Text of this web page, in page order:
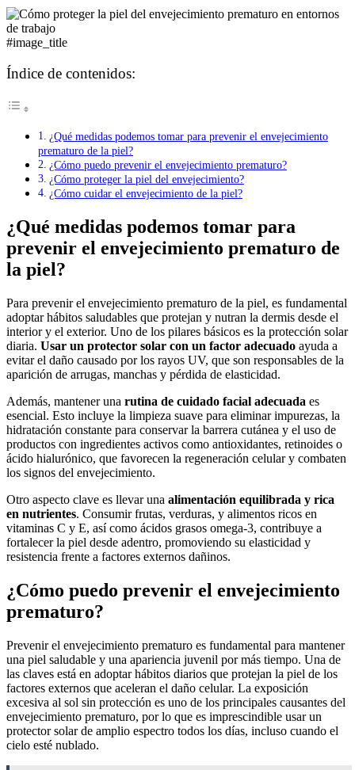
#image_title
Índice de contenidos:
¿Qué medidas podemos tomar para prevenir el envejecimiento
prematuro de la piel?
¿Cómo puedo prevenir el envejecimiento prematuro?
¿Cómo proteger la piel del envejecimiento?
¿Cómo cuidar el envejecimiento de la piel?
¿Qué medidas podemos tomar para
prevenir el envejecimiento prematuro de
la piel?
Para prevenir el envejecimiento prematuro de la piel, es fundamental
adoptar hábitos saludables que protejan y nutran la dermis desde el
interior y el exterior. Uno de los pilares básicos es la protección solar
diaria. Usar un protector solar con un factor adecuado ayuda a
evitar el daño causado por los rayos UV, que son responsables de la
aparición de arrugas, manchas y pérdida de elasticidad.
Además, mantener una rutina de cuidado facial adecuada es
esencial. Esto incluye la limpieza suave para eliminar impurezas, la
hidratación constante para conservar la barrera cutánea y el uso de
productos con ingredientes activos como antioxidantes, retinoides o
ácido hialurónico, que favorecen la regeneración celular y combaten
los signos del envejecimiento.
Otro aspecto clave es llevar una alimentación equilibrada y rica
en nutrientes. Consumir frutas, verduras, y alimentos ricos en
vitaminas C y E, así como ácidos grasos omega-3, contribuye a
fortalecer la piel desde adentro, promoviendo su elasticidad y
resistencia frente a factores externos dañinos.
¿Cómo puedo prevenir el envejecimiento
prematuro?
Prevenir el envejecimiento prematuro es fundamental para mantener
una piel saludable y una apariencia juvenil por más tiempo. Una de
las claves está en adoptar hábitos diarios que protejan la piel de los
factores externos que aceleran el daño celular. La exposición
excesiva al sol sin protección es uno de los principales causantes del
envejecimiento prematuro, por lo que es imprescindible usar un
protector solar de amplio espectro todos los días, incluso cuando el
cielo esté nublado.